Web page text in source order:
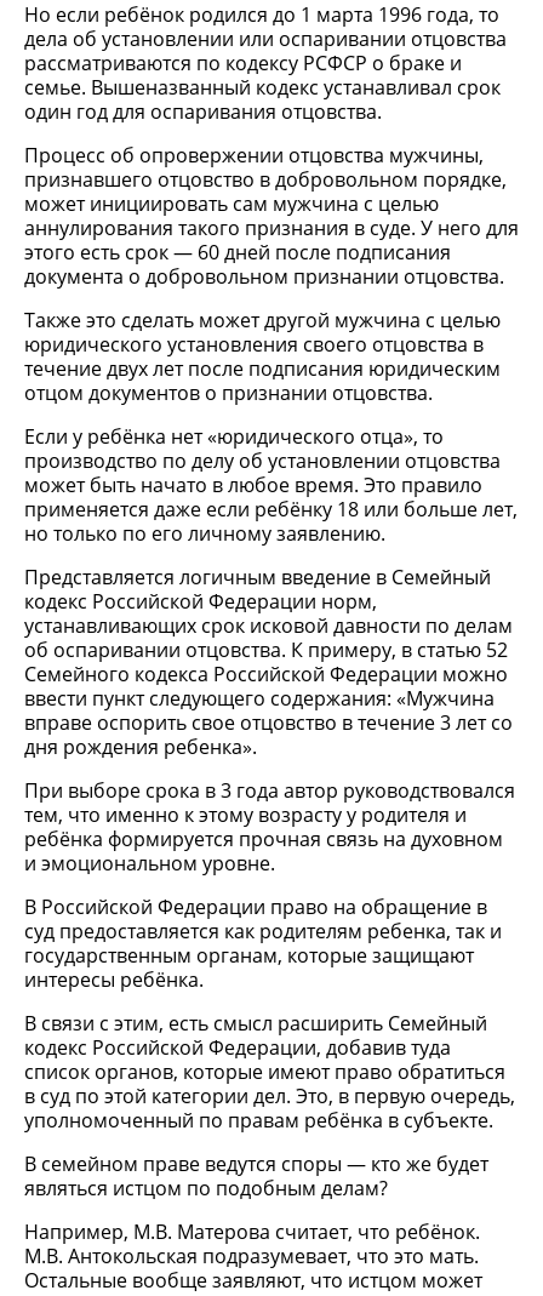
Но если ребёнок родился до 1 марта 1996 года, то
дела об установлении или оспаривании отцовства
рассматриваются по кодексу РСФСР о браке и
семье. Вышеназванный кодекс устанавливал срок
один год для оспаривания отцовства.
Процесс об опровержении отцовства мужчины,
признавшего отцовство в добровольном порядке,
может инициировать сам мужчина с целью
аннулирования такого признания в суде. У него для
этого есть срок — 60 дней после подписания
документа о добровольном признании отцовства.
Также это сделать может другой мужчина с целью
юридического установления своего отцовства в
течение двух лет после подписания юридическим
отцом документов о признании отцовства.
Если у ребёнка нет «юридического отца», то
производство по делу об установлении отцовства
может быть начато в любое время. Это правило
применяется даже если ребёнку 18 или больше лет,
но только по его личному заявлению.
Представляется логичным введение в Семейный
кодекс Российской Федерации норм,
устанавливающих срок исковой давности по делам
об оспаривании отцовства. К примеру, в статью 52
Семейного кодекса Российской Федерации можно
ввести пункт следующего содержания: «Мужчина
вправе оспорить свое отцовство в течение 3 лет со
дня рождения ребенка».
При выборе срока в 3 года автор руководствовался
тем, что именно к этому возрасту у родителя и
ребёнка формируется прочная связь на духовном
и эмоциональном уровне.
В Российской Федерации право на обращение в
суд предоставляется как родителям ребенка, так и
государственным органам, которые защищают
интересы ребёнка.
В связи с этим, есть смысл расширить Семейный
кодекс Российской Федерации, добавив туда
список органов, которые имеют право обратиться
в суд по этой категории дел. Это, в первую очередь,
уполномоченный по правам ребёнка в субъекте.
В семейном праве ведутся споры — кто же будет
являться истцом по подобным делам?
Например, М.В. Матерова считает, что ребёнок.
М.В. Антокольская подразумевает, что это мать.
Остальные вообще заявляют, что истцом может